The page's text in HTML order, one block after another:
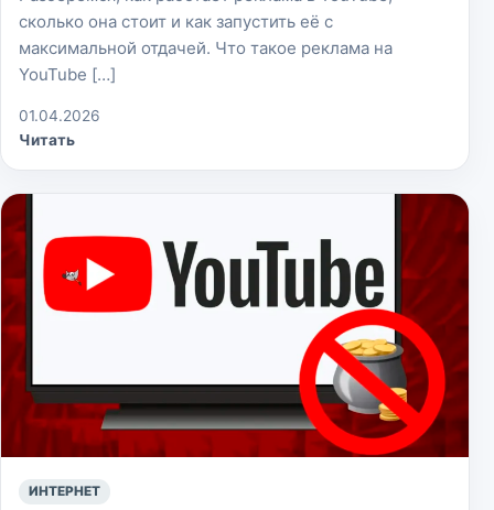
сколько она стоит и как запустить её с
максимальной отдачей. Что такое реклама на
YouTube […]
01.04.2026
Читать
ИНТЕРНЕТ